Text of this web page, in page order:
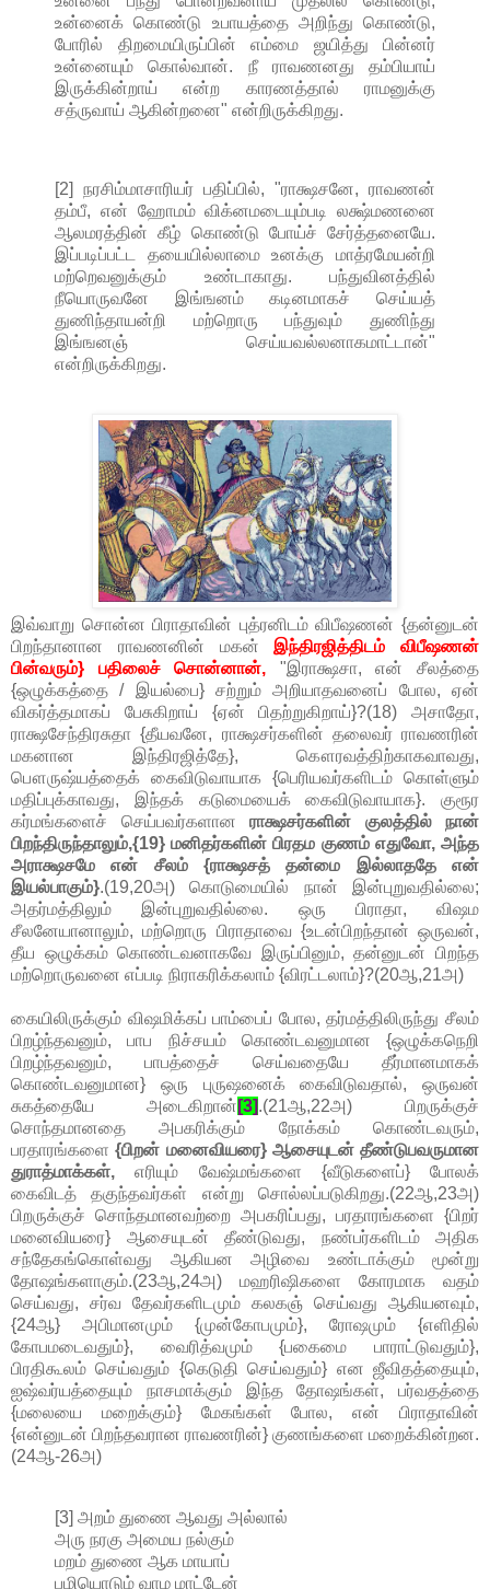
உன்னைக் கொண்டு உபாயத்தை அறிந்து கொண்டு,
போரில் திறமையிருப்பின் எம்மை ஜயித்து பின்னர்
உன்னையும் கொல்வான். நீ ராவணனது தம்பியாய்
இருக்கின்றாய் என்ற காரணத்தால் ராமனுக்கு
சத்ருவாய் ஆகின்றனை" என்றிருக்கிறது.
[2] நரசிம்மாசாரியர் பதிப்பில், "ராக்ஷசனே, ராவணன்
தம்பீ, என் ஹோமம் விக்னமடையும்படி லக்ஷ்மணனை
ஆலமரத்தின் கீழ் கொண்டு போய்ச் சேர்த்தனையே.
இப்படிப்பட்ட தயையில்லாமை உனக்கு மாத்ரமேயன்றி
மற்றெவனுக்கும் உண்டாகாது. பந்துவினத்தில்
நீயொருவனே இங்ஙனம் கடினமாகச் செய்யத்
துணிந்தாயன்றி மற்றொரு பந்துவும் துணிந்து
இங்ஙனஞ் செய்யவல்லனாகமாட்டான்"
என்றிருக்கிறது.
இவ்வாறு சொன்ன பிராதாவின் புத்ரனிடம் விபீஷணன் {தன்னுடன்
பிறந்தானான ராவணனின் மகன்இந்திரஜித்திடம் விபீஷணன்
பின்வரும்} பதிலைச் சொன்னான், "இராக்ஷசா, என் சீலத்தை
{ஒழுக்கத்தை / இயல்பை} சற்றும் அறியாதவனைப் போல, ஏன்
விகர்த்தமாகப் பேசுகிறாய் {ஏன் பிதற்றுகிறாய்}?(18) அசாதோ,
ராக்ஷசேந்திரசுதா {தீயவனே, ராக்ஷசர்களின் தலைவர் ராவணரின்
மகனான இந்திரஜித்தே}, கௌரவத்திற்காகவாவது,
பௌருஷ்யத்தைக் கைவிடுவாயாக {பெரியவர்களிடம் கொள்ளும்
மதிப்புக்காவது, இந்தக் கடுமையைக் கைவிடுவாயாக}. குரூர
கர்மங்களைச் செய்பவர்களான ராக்ஷசர்களின் குலத்தில் நான்
பிறந்திருந்தாலும்,{19} மனிதர்களின் பிரதம குணம் எதுவோ, அந்த
அராக்ஷசமே என் சீலம் {ராக்ஷசத் தன்மை இல்லாததே என்
இயல்பாகும்}.(19,20அ) கொடுமையில் நான் இன்புறுவதில்லை;
அதர்மத்திலும் இன்புறுவதில்லை. ஒரு பிராதா, விஷம
சீலனேயானாலும், மற்றொரு பிராதாவை {உடன்பிறந்தான் ஒருவன்,
தீய ஒழுக்கம் கொண்டவனாகவே இருப்பினும், தன்னுடன் பிறந்த
மற்றொருவனை எப்படி நிராகரிக்கலாம் {விரட்டலாம்}?(20ஆ,21அ)
கையிலிருக்கும் விஷமிக்கப் பாம்பைப் போல, தர்மத்திலிருந்து சீலம்
பிறழ்ந்தவனும், பாப நிச்சயம் கொண்டவனுமான {ஒழுக்கநெறி
பிறழ்ந்தவனும், பாபத்தைச் செய்வதையே தீர்மானமாகக்
கொண்டவனுமான} ஒரு புருஷனைக் கைவிடுவதால், ஒருவன்
சுகத்தையே அடைகிறான் [3].(21ஆ,22அ) பிறருக்குச்
சொந்தமானதை அபகரிக்கும் நோக்கம் கொண்டவரும்,
பரதாரங்களை{பிறன் மனைவியரை} ஆசையுடன் தீண்டுபவருமான
துராத்மாக்கள், எரியும் வேஷ்மங்களை {வீடுகளைப்} போலக்
கைவிடத் தகுந்தவர்கள் என்று சொல்லப்படுகிறது.(22ஆ,23அ)
பிறருக்குச் சொந்தமானவற்றை அபகரிப்பது, பரதாரங்களை {பிறர்
மனைவியரை} ஆசையுடன் தீண்டுவது, நண்பர்களிடம் அதிக
சந்தேகங்கொள்வது ஆகியன அழிவை உண்டாக்கும் மூன்று
தோஷங்களாகும்.(23ஆ,24அ) மஹரிஷிகளை கோரமாக வதம்
செய்வது, சர்வ தேவர்களிடமும் கலகஞ் செய்வது ஆகியனவும்,
{24ஆ} அபிமானமும் {முன்கோபமும்}, ரோஷமும் {எளிதில்
கோபமடைவதும்}, வைரித்வமும் {பகைமை பாராட்டுவதும்},
பிரதிகூலம் செய்வதும் {கெடுதி செய்வதும்} என ஜீவிதத்தையும்,
ஐஷ்வர்யத்தையும் நாசமாக்கும் இந்த தோஷங்கள், பர்வதத்தை
{மலையை மறைக்கும்} மேகங்கள் போல, என் பிராதாவின்
{என்னுடன் பிறந்தவரான ராவணரின்} குணங்களை மறைக்கின்றன.
(24ஆ-26அ)
[3] அறம் துணை ஆவது அல்லால்
அரு நரகு அமைய நல்கும்
மறம் துணை ஆக மாயாப்
பழியொடும் வாழ மாட்டேன்